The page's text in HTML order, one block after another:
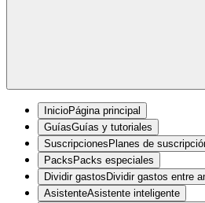
InicioPágina principal
GuíasGuías y tutoriales
Suscripciones Planes de
Packs Packs especiales
Dividir gastos Dividir gastos entre
AsistenteAsistente inteligente